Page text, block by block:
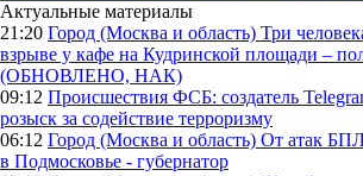
Актуальные материалы
21:20 Город (Москва и область) Три
взрыве у кафе на Кудринской площади –
(ОБНОВЛЕНО, НАК)
09:12 Происшествия ФСБ: создатель
розыск за содействие терроризму
06:12 Город (Москва и область) От атак
в Подмосковье - губернатор